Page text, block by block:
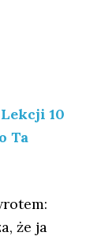
Lekcji 10
Ta
że ja